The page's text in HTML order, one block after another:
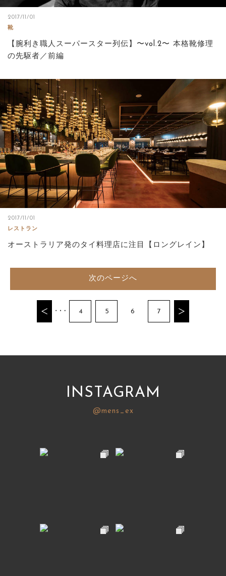
2017/11/01
靴
【腕利き職人スーパースター列伝】〜vol.2〜 本格靴修理
の先駆者／前編
2017/11/01
レストラン
オーストラリア発のタイ料理店に注目【ロングレイン】
次のページへ
4 5 6 7
INSTAGRAM
@mens_ex